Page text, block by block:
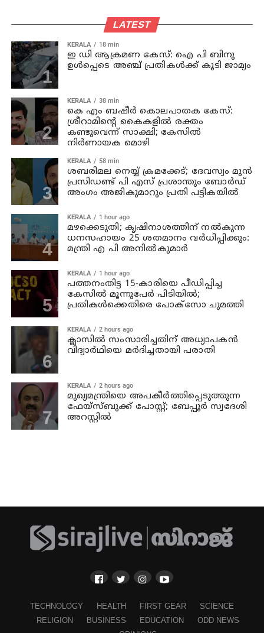
LATEST
KERALA 18 min
ഇ ഡി ആക്രമണ കേസ്: ഐ പി ബിനു
ഉള്‍പ്പെടെ അഞ്ച് പ്രതികള്‍ക്ക് കൂടി ജാമ്യം
KERALA 38 min
കെ എം ബഷീര്‍ കൊലപാതക കേസ്:
ശ്രീറാമിന്റെ കൈകളില്‍ രക്തം
കണ്ടുവെന്ന് സാക്ഷി; കേസില്‍
നിര്‍ണായക മൊഴി
KERALA 58 min
ശബരിമല നെയ്യ് ക്രമക്കേട്; ദേവസ്വം മുന്‍
പ്രസിഡണ്ട് പി എസ് പ്രശാന്തും ബോര്‍ഡ്
അംഗം അജികുമാറും പ്രതി പട്ടികയിൽ
KERALA 1 hour ago
മഴക്കെടുതി; കൃഷിനാശത്തിന് നല്‍കുന്ന
ധനസഹായം 25 ശതമാനം വര്‍ധിപ്പിക്കും:
മന്ത്രി എ പി അനില്‍കുമാര്‍
KERALA 1 hour ago
പത്തനംതിട്ട 15-കാരിയെ പീഡിപ്പിച്ച
കേസിൽ മൂന്നുപേർ പിടിയിൽ;
പ്രതികൾക്കെതിരെ പോക്സോ ചുമത്തി
KERALA 2 hours ago
ക്ലാസില്‍ സംസാരിച്ചതിന് അധ്യാപകന്‍
വിദ്യാര്‍ഥിയെ മര്‍ദിച്ചതായി പരാതി
KERALA 2 hours ago
മുഖ്യമന്ത്രിയെ അപകീർത്തിപ്പെടുത്തുന്ന
ഫേയ്സ്ബുക്ക് പോസ്റ്റ്; ബേപ്പൂർ സ്വദേശി
അറസ്റ്റിൽ
TECHNOLOGY HEALTH FIRST GEAR
SCIENCE
RELIGION
BUSINESS EDUCATION
ODD NEWS